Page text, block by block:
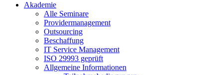
Akademie
Alle Seminare
Providermanagement
Outsourcing
Beschaffung
IT Service Management
ISO 29993 geprüft
Allgemeine Informationen